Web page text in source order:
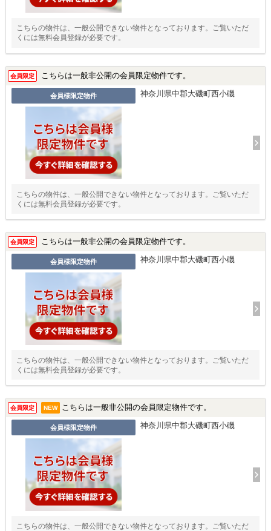
こちらの物件は、一般公開できない物件となっております。ご覧いただ
くには無料会員登録が必要です。
会員限定 こちらは一般非公開の会員限定物件です。
会員様限定物件 神奈川県中郡大磯町西小磯
こちらの物件は、一般公開できない物件となっております。ご覧いただ
くには無料会員登録が必要です。
会員限定 こちらは一般非公開の会員限定物件です。
会員様限定物件 神奈川県中郡大磯町西小磯
こちらの物件は、一般公開できない物件となっております。ご覧いただ
くには無料会員登録が必要です。
会員限定 NEW こちらは一般非公開の会員限定物件です。
会員様限定物件 神奈川県中郡大磯町西小磯
こちらの物件は、一般公開できない物件となっております。ご覧いただ